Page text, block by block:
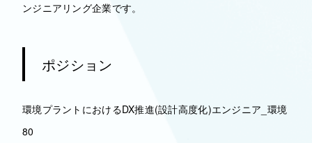
ンジニアリング企業です。
ポジション
環境プラントにおけるDX推進(設計高度化)エンジニア_環境
80